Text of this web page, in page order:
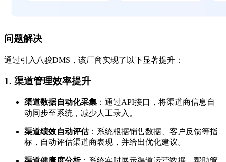
问题解决
通过引入八骏DMS，该厂商实现了以下显著提升：
1. 渠道管理效率提升
渠道数据自动化采集 ：通过API接口，将渠道商信息自
动同步至系统，减少人工录入。
渠道绩效自动评估：系统根据销售数据、客户反馈等指
标，自动评估渠道商表现，并给出优化建议。